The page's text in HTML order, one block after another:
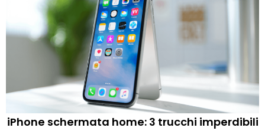
iPhone schermata home: 3 trucchi imperdibili